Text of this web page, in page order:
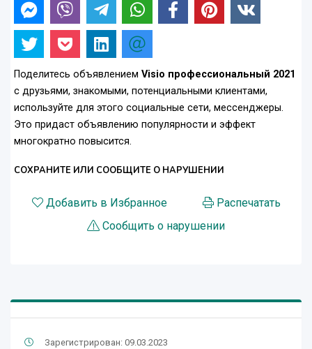
Поделитесь объявлением Visio профессиональный 2021
с друзьями, знакомыми, потенциальными клиентами,
используйте для этого социальные сети, мессенджеры.
Это придаст объявлению популярности и эффект
многократно повысится.
СОХРАНИТЕ ИЛИ СООБЩИТЕ О НАРУШЕНИИ
Добавить в Избранное
Распечатать
Сообщить о нарушении
Зарегистрирован: 09.03.2023